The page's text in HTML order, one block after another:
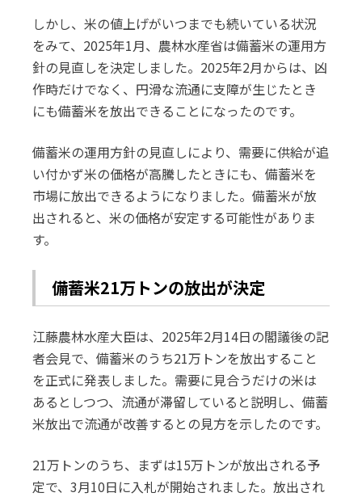
しかし、米の値上げがいつまでも続いている状況
をみて、2025年1月、農林水産省は備蓄米の運用方
針の見直しを決定しました。2025年2月からは、凶
作時だけでなく、円滑な流通に支障が生じたとき
にも備蓄米を放出できることになったのです。
備蓄米の運用方針の見直しにより、需要に供給が追
い付かず米の価格が高騰したときにも、備蓄米を
市場に放出できるようになりました。備蓄米が放
出されると、米の価格が安定する可能性がありま
す。
備蓄米21万トンの放出が決定
江藤農林水産大臣は、2025年2月14日の閣議後の記
者会見で、備蓄米のうち21万トンを放出すること
を正式に発表しました。需要に見合うだけの米は
あるとしつつ、流通が滞留していると説明し、備蓄
米放出で流通が改善するとの見方を示したのです。
21万トンのうち、まずは15万トンが放出される予
定で、3月10日に入札が開始されました。放出され